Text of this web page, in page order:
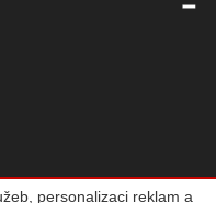
personalizaci reklam a